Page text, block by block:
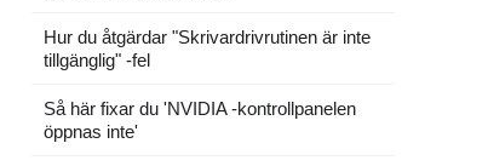
Hur du åtgärdar "Skrivardrivrutinen är inte
tillgänglig" -fel
Så här fixar du 'NVIDIA -kontrollpanelen
öppnas inte'